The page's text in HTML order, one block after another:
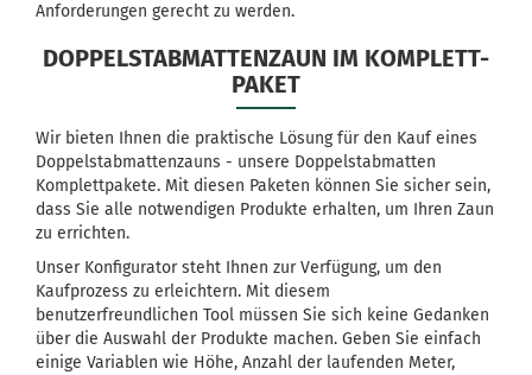
Anforderungen gerecht zu werden.
DOPPELSTABMATTENZAUN IM KOMPLETT-
PAKET
Wir bieten Ihnen die praktische Lösung für den Kauf eines
Doppelstabmattenzauns - unsere Doppelstabmatten
Komplettpakete. Mit diesen Paketen können Sie sicher sein,
dass Sie alle notwendigen Produkte erhalten, um Ihren Zaun
zu errichten.
Unser Konfigurator steht Ihnen zur Verfügung, um den
Kaufprozess zu erleichtern. Mit diesem
benutzerfreundlichen Tool müssen Sie sich keine Gedanken
über die Auswahl der Produkte machen. Geben Sie einfach
einige Variablen wie Höhe, Anzahl der laufenden Meter,